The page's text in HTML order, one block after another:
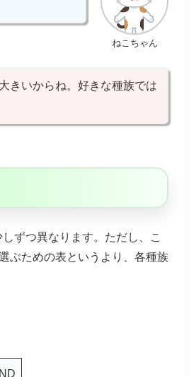
ねこちゃん
きいからね。好きな種族では
ずつ異なります。ただし、こ
ぶための表というより、各種族